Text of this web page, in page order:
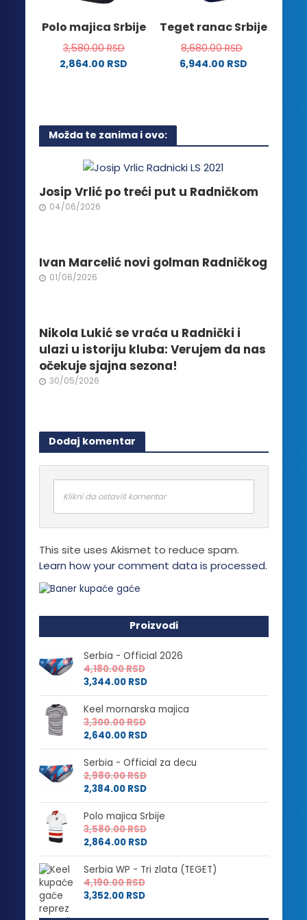
stranici
proizvoda.
proizvoda.
Polo majica Srbije
3,580.00RSD
2,864.00 RSD
više
varijanti.
mogu
biti
izabrane
Teget ranac Srbije
8,680.00RSD
6,944.00 RSD
Možda te zanima i ovo:
Josip Vrlić po treći put u Radničkom
04/06/2026
Ivan Marcelić novi golman Radničkog
01/06/2026
Nikola Lukić se vraća u Radnički i
ulazi u istoriju kluba: Verujem da nas
očekuje sjajna sezona!
30/05/2026
Dodaj komentar
Klikni da ostaviš komentar
This site uses Akismet to reduce spam.
Learn how your comment data is processed.
Proizvodi
Serbia - Official 2026
4,180.00RSD
3,344.00 RSD
Keel mornarska majica
3,300.00RSD
2,640.00 RSD
Serbia - Official za decu
2,980.00RSD
2,384.00 RSD
Polo majica Srbije
3,580.00RSD
2,864.00 RSD
Serbia WP - Tri zlata (TEGET)
4,190.00RSD
3,352.00 RSD